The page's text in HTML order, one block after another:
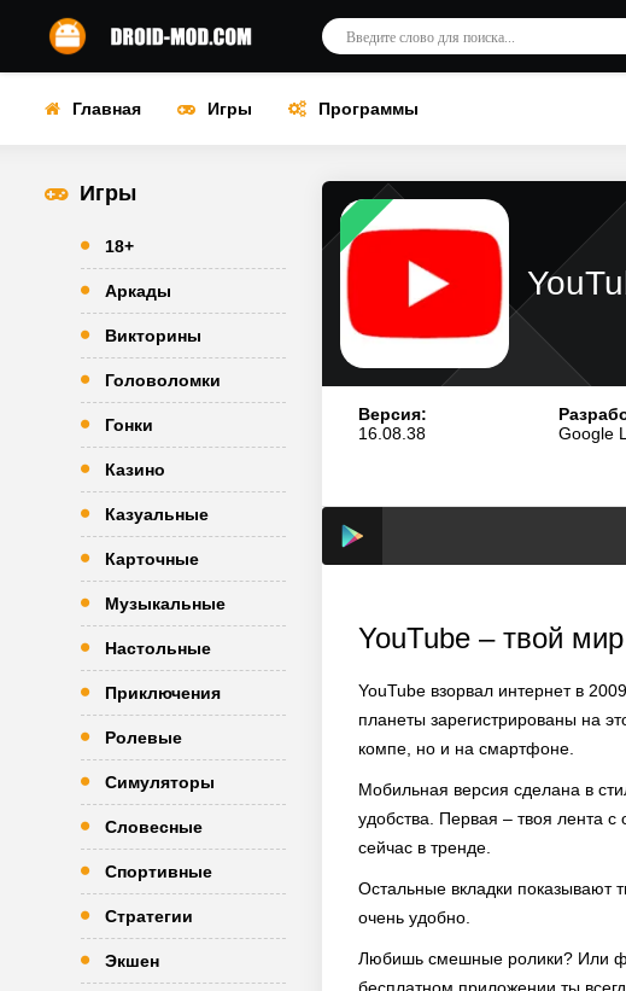
Главная Игры Программы
Игры
18+
Аркады
Викторины
Головоломки
Гонки
Казино
Казуальные
Карточные
Музыкальные
Настольные
Приключения
Ролевые
Симуляторы
Словесные
Спортивные
Стратегии
Экшен
Версия:
16.08.38
Google
YouTube – твой
YouTube взорвал интернет в
планеты зарегистрированы на
компе, но и на смартфоне.
Мобильная версия сделана в
удобства. Первая – твоя лента
сейчас в тренде.
Остальные вкладки показывают
очень удобно.
Любишь смешные ролики? Или